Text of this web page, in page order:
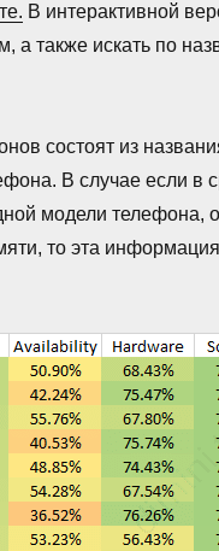
В интерактивной
а также искать по
состоят из
В случае если в
модели телефона,
то эта